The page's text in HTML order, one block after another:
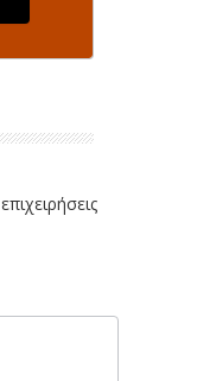
επιχειρήσεις